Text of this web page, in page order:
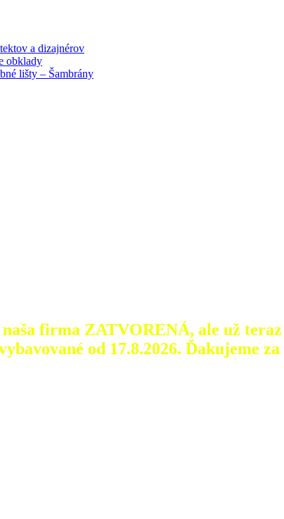
a dizajnérov
obklady
lišty – Šambrány
firma ZATVORENÁ, ale už
od 17.8.2026. Ďakujeme za